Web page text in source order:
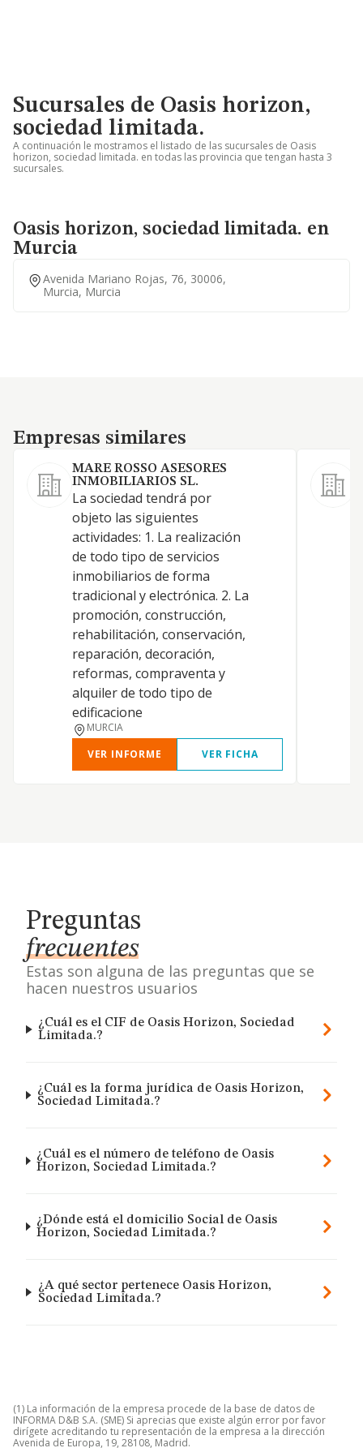
Sucursales de Oasis horizon,
sociedad limitada.
A continuación le mostramos el listado de las sucursales de Oasis
horizon, sociedad limitada. en todas las provincia que tengan hasta 3
sucursales.
Oasis horizon, sociedad limitada. en
Murcia
Avenida Mariano Rojas, 76, 30006,
Murcia, Murcia
Empresas similares
Empresas similares
MARE ROSSO ASESORES
INMOBILIARIOS SL.
La sociedad tendrá por
objeto las siguientes
actividades: 1. La realización
de todo tipo de servicios
inmobiliarios de forma
tradicional y electrónica. 2. La
promoción, construcción,
rehabilitación, conservación,
reparación, decoración,
reformas, compraventa y
alquiler de todo tipo de
edificacione
MURCIA
VER INFORME
VER FICHA
Preguntas
frecuentes
Estas son alguna de las preguntas que se
hacen nuestros usuarios
¿Cuál es el CIF de Oasis Horizon, Sociedad
Limitada.?
¿Cuál es la forma jurídica de Oasis Horizon,
Sociedad Limitada.?
¿Cuál es el número de teléfono de Oasis
Horizon, Sociedad Limitada.?
¿Dónde está el domicilio Social de Oasis
Horizon, Sociedad Limitada.?
¿A qué sector pertenece Oasis Horizon,
Sociedad Limitada.?
(1) La información de la empresa procede de la base de datos de
INFORMA D&B S.A. (SME) Si aprecias que existe algún error por favor
dirígete acreditando tu representación de la empresa a la dirección
Avenida de Europa, 19, 28108, Madrid.